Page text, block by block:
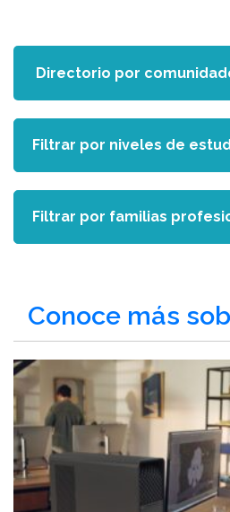
Conoce más
Filtrar por niveles de
Filtrar por familias